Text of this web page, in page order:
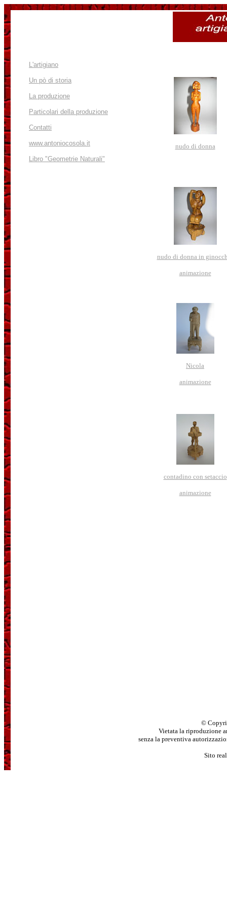
L'artigiano
Un pò di storia
La produzione
Particolari della produzione
Contatti
www.antoniocosola.it
Libro "Geometrie Naturali"
nudo di donna
nudo di donna in
animazione
Nicola
animazione
contadino con setaccio
animazione
©
Vietata la riproduzione
senza la preventiva
Sito